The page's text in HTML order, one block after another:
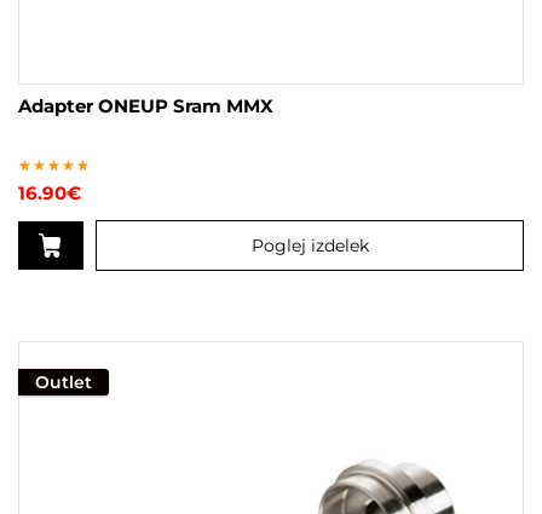
Adapter ONEUP Sram MMX
Ocenjeno
5.00
16.90€
Poglej izdelek
Outlet